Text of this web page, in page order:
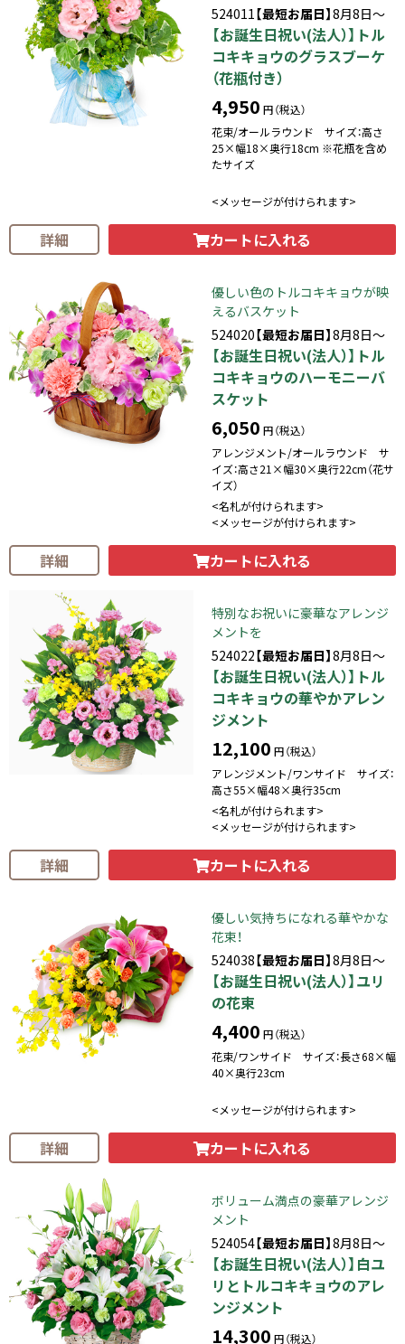
524011【最短お届日】8月8日～
【お誕生日祝い(法人）】トル
コキキョウのグラスブーケ
（花瓶付き）
4,950 円（税込）
花束/オールラウンド サイズ：高さ
25×幅18×奥行18cm ※花瓶を含め
たサイズ
<メッセージが付けられます>
詳細 カートに入れる
優しい色のトルコキキョウが映
えるバスケット
524020【最短お届日】8月8日～
【お誕生日祝い(法人）】トル
コキキョウのハーモニーバ
スケット
6,050 円（税込）
アレンジメント/オールラウンド サ
イズ：高さ21×幅30×奥行22cm（花サ
イズ）
<名札が付けられます>
<メッセージが付けられます>
詳細 カートに入れる
特別なお祝いに豪華なアレンジ
メントを
524022【最短お届日】8月8日～
【お誕生日祝い(法人）】トル
コキキョウの華やかアレン
ジメント
12,100 円（税込）
アレンジメント/ワンサイド サイズ：
高さ55×幅48×奥行35cm
<名札が付けられます>
<メッセージが付けられます>
詳細 カートに入れる
優しい気持ちになれる華やかな
花束！
524038【最短お届日】8月8日～
【お誕生日祝い(法人）】ユリ
の花束
4,400 円（税込）
花束/ワンサイド サイズ：長さ68×幅
40×奥行23cm
<メッセージが付けられます>
詳細 カートに入れる
ボリューム満点の豪華アレンジ
メント
524054【最短お届日】8月8日～
【お誕生日祝い(法人）】白ユ
リとトルコキキョウのアレ
ンジメント
14,300 円（税込）